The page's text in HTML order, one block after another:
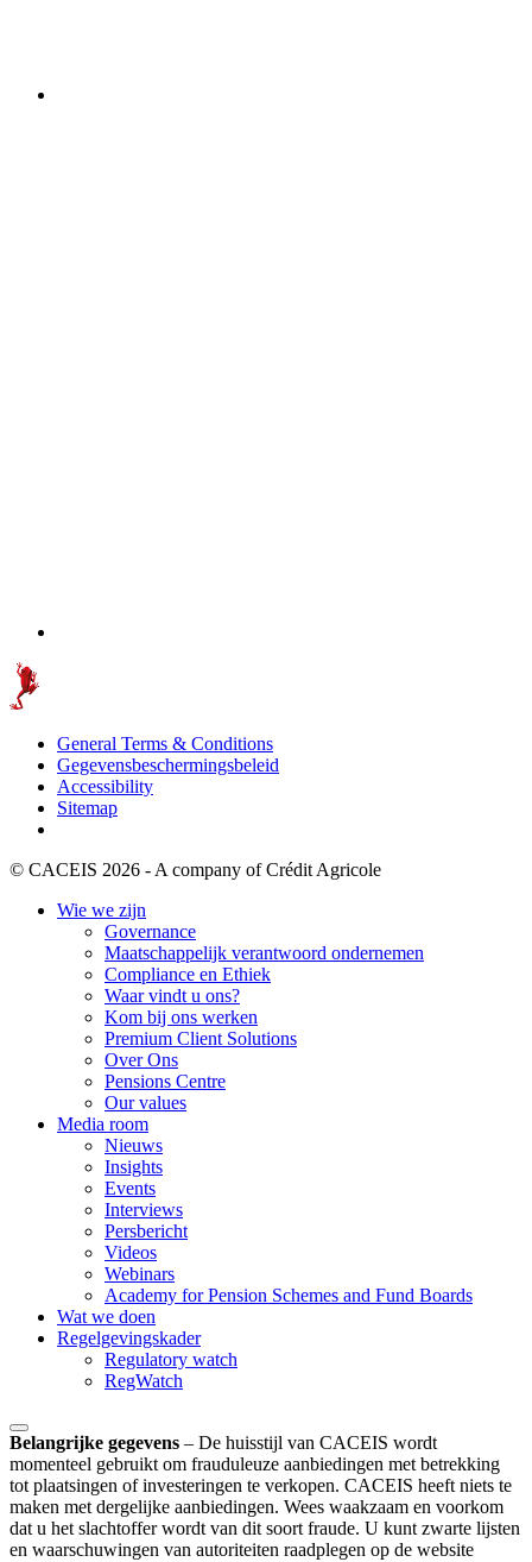
General Terms & Conditions
Gegevensbeschermingsbeleid
Accessibility
Sitemap
© CACEIS 2026 - A company of Crédit Agricole
Wie we zijn
Governance
Maatschappelijk verantwoord ondernemen
Compliance en Ethiek
Waar vindt u ons?
Kom bij ons werken
Premium Client Solutions
Over Ons
Pensions Centre
Our values
Media room
Nieuws
Insights
Events
Interviews
Persbericht
Videos
Webinars
Academy for Pension Schemes and Fund Boards
Wat we doen
Regelgevingskader
Regulatory watch
RegWatch
Belangrijke gegevens – De huisstijl van CACEIS wordt
momenteel gebruikt om frauduleuze aanbiedingen met betrekking
tot plaatsingen of investeringen te verkopen. CACEIS heeft niets te
maken met dergelijke aanbiedingen. Wees waakzaam en voorkom
dat u het slachtoffer wordt van dit soort fraude. U kunt zwarte lijsten
en waarschuwingen van autoriteiten raadplegen op de website